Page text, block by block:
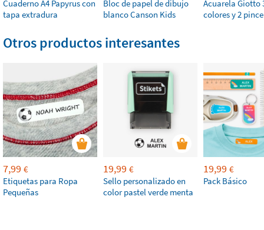
Cuaderno A4 Papyrus con
tapa extradura
Bloc de papel de dibujo
blanco Canson Kids
Acuarela Giotto
colores y 2
Otros productos interesantes
7,99 €
Etiquetas para Ropa
Pequeñas
19,99 €
Sello personalizado en
color pastel verde menta
19,99 €
Pack Básico